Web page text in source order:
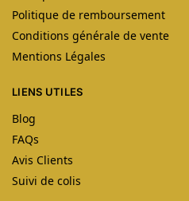
Politique de remboursement
Conditions générale de vente
Mentions Légales
LIENS UTILES
Blog
FAQs
Avis Clients
Suivi de colis